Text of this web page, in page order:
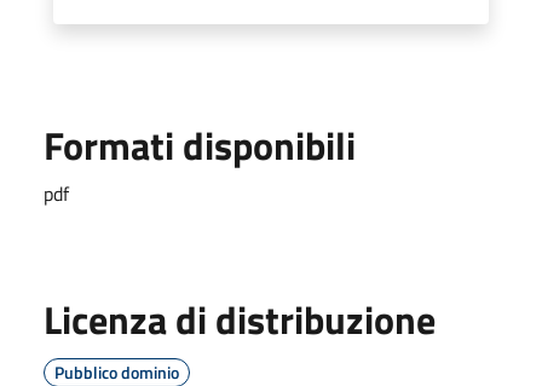
Formati disponibili
pdf
Licenza di distribuzione
Pubblico dominio